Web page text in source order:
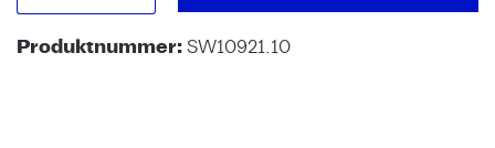
Produktnummer:SW10921.10